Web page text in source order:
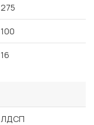
275
100
16
ЛДСП